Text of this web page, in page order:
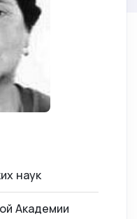
наук
Академии